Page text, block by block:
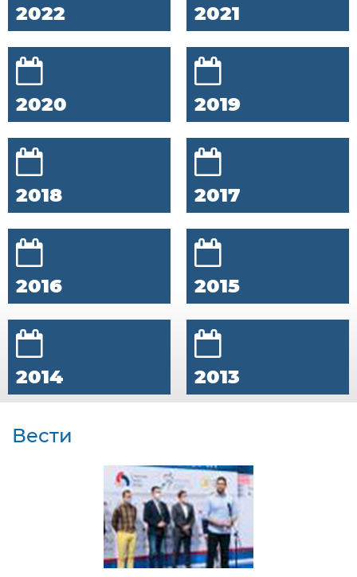
2022 2021
2020 2019
2018 2017
2016 2015
2014 2013
Вести